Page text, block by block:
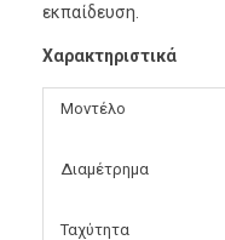
εκπαίδευση.
Χαρακτηριστικά
Μοντέλο
Διαμέτρημα
Ταχύτητα